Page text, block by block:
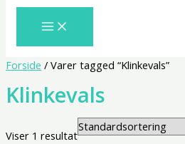
Forside / Varer tagged “Klinkevals”
Klinkevals
Viser 1 resultat